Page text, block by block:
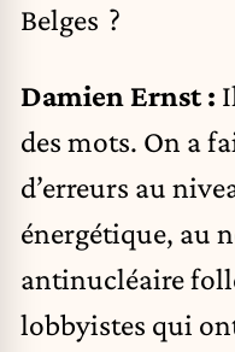
Belges ?
Damien Ernst :
des mots. On a
d’erreurs au
énergétique, au
antinucléaire
lobbyistes qui